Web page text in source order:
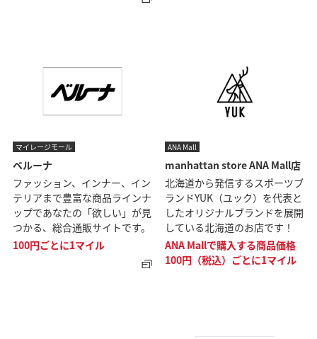
マイレージモール
ベルーナ
ファッション、インナー、イン
テリアまで豊富な商品ラインナ
ップであなたの「欲しい」が見
つかる、総合通販サイトです。
100円ごとに1マイル
ANA Mall
manhattan store ANA Mall店
北海道から発信するスポーツブ
ランドYUK（ユック）を代表と
したオリジナルブランドを展開
している北海道のお店です！
ANA Mallで購入する商品価格
100円（税込）ごとに1マイル